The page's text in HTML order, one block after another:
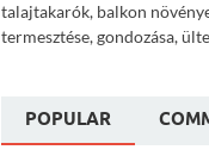
talajtakarók, balkon
termesztése, gondozása,
POPULAR